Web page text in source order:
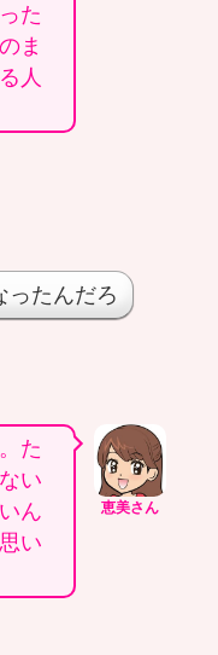
た
ま
人
ったんだろ
恵美さん
た
い
ん
い